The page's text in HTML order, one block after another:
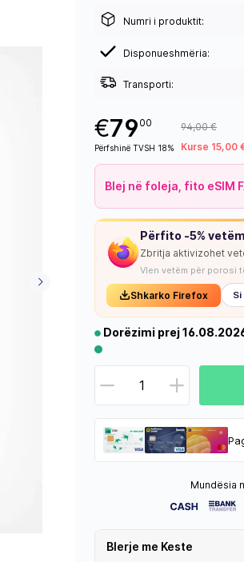
Numri i produktit:
Disponueshmëria:
Transporti:
€79 00
Përfshinë TVSH 18%
94,00 €
Kurse 15,00
Blej në foleja, fito eSIM
Përfito -5%
Zbritja aktivizohet
Vlen vetëm për porosi
Shkarko Firefox
Dorëzimi prej
Mundësia
Blerje me Keste